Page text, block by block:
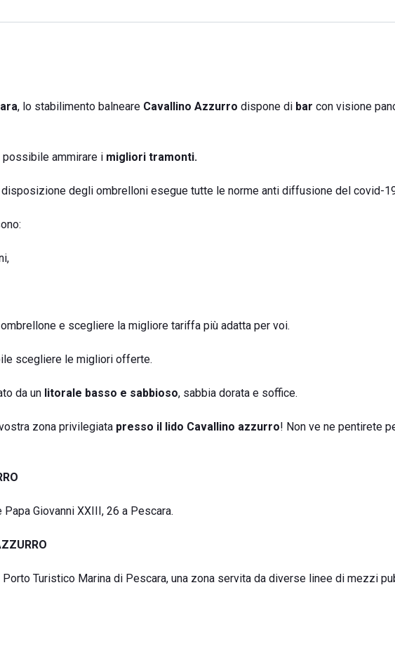
, lo stabilimento balneare Cavallino Azzurro dispone di bar con visione
possibile ammirare i migliori tramonti.
degli ombrelloni esegue tutte le norme anti diffusione del covid-
e scegliere la migliore tariffa più adatta per voi.
scegliere le migliori offerte.
da un litorale basso e sabbioso, sabbia dorata e soffice.
zona privilegiata presso il lido Cavallino azzurro! Non ve ne pentirete
Giovanni XXIII, 26 a Pescara.
Turistico Marina di Pescara, una zona servita da diverse linee di mezzi